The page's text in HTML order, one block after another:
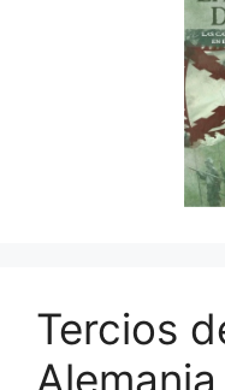
Tercios
Alemania